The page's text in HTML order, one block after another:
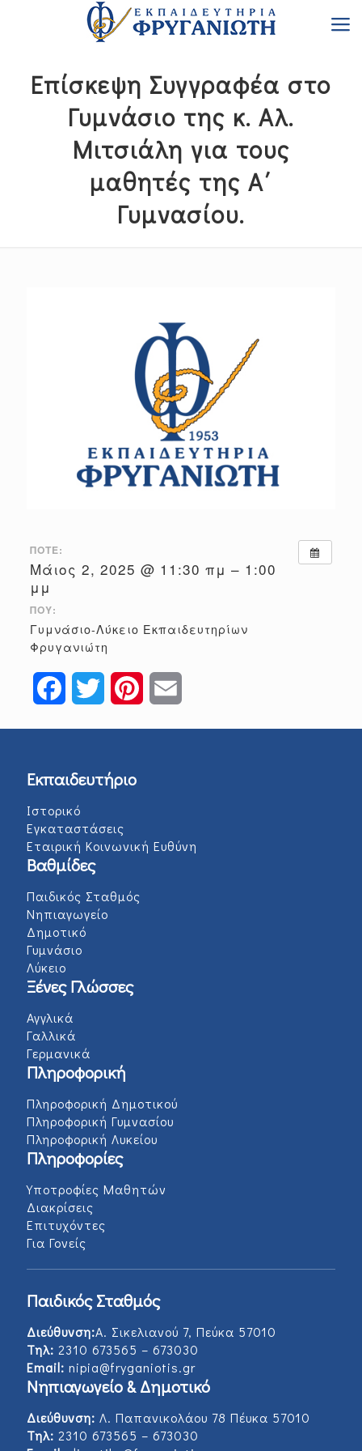
Επίσκεψη Συγγραφέα στο
Γυμνάσιο της κ. Αλ.
Μιτσιάλη για τους
μαθητές της Α΄
Γυμνασίου.
ΠΌΤΕ:
Μάιος 2, 2025 @ 11:30 πμ – 1:00
μμ
ΠΟΎ:
Γυμνάσιο-Λύκειο Εκπαιδευτηρίων
Φρυγανιώτη
FacebookTwitter Pinterest
Εκπαιδευτήριο
Ιστορικό
Εγκαταστάσεις
Εταιρική Κοινωνική Ευθύνη
Βαθμίδες
Παιδικός Σταθμός
Νηπιαγωγείο
Δημοτικό
Γυμνάσιο
Λύκειο
Ξένες Γλώσσες
Αγγλικά
Γαλλικά
Γερμανικά
Πληροφορική
Πληροφορική Δημοτικού
Πληροφορική Γυμνασίου
Πληροφορική Λυκείου
Πληροφορίες
Υποτροφίες Μαθητών
Διακρίσεις
Επιτυχόντες
Για Γονείς
Παιδικός Σταθμός
Διεύθυνση:Α. Σικελιανού 7, Πεύκα 57010
Τηλ: 2310 673565 – 673030
Email: nipia@fryganiotis.gr
Νηπιαγωγείο & Δημοτικό
Διεύθυνση: Λ. Παπανικολάου 78 Πέυκα 57010
Τηλ: 2310 673565 – 673030